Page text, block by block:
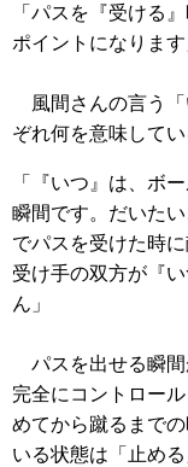
「パスを『受ける
ポイントになります
風間さんの言う「
ぞれ何を意味してい
「『いつ』は、ボ
瞬間です。だいた
でパスを受けた時
受け手の双方が『
ん」
パスを出せる瞬間
完全にコントロー
めてから蹴るまで
いる状態は「止め